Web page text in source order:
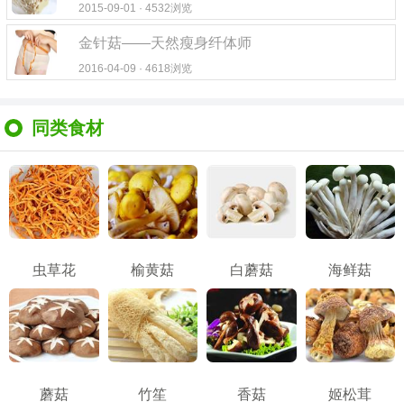
2015-09-01 · 4532浏览
金针菇——天然瘦身纤体师
2016-04-09 · 4618浏览
同类食材
虫草花 榆黄菇 白蘑菇 海鲜菇
蘑菇 竹笙 香菇 姬松茸